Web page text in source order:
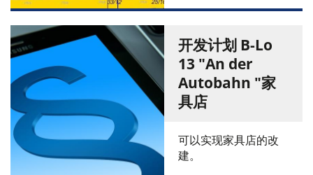
开发计划 B-Lo
13 "An der
Autobahn "家
具店
可以实现家具店的改
建。